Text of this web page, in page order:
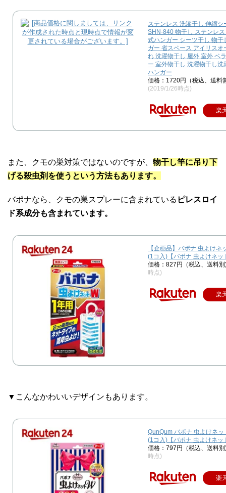
ステンレス 洗濯干し 伸縮シ
SHN-840 物干し ステンレ
式ハンガー シーツ干し 物干
ガー 省スペース アイリスオ
れ 洗濯物干し 屋外 室外 ベ
ー 室外物干し 洗濯物干し洗
ハンガー
価格：1720円（税込、送料
(2019/1/26時点)
楽
また、クモの巣対策ではないのですが、 物干し竿に吊り下
げる殺虫剤を使うという方法もあります。
バポナなら、クモの巣スプレーに含まれている ピレスロイ
ド系成分も含まれています。
【企画品】バポナ 虫よけネ
(1コ入)【バポナ 虫よけネッ
価格：827円（税込、送料
時点)
楽
▼こんなかわいいデザインもあります。
QunQum バポナ 虫よけネッ
(1コ入)【バポナ 虫よけネッ
価格：797円（税込、送料
時点)
楽